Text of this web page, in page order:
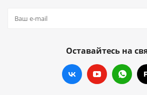
Оставайтесь на